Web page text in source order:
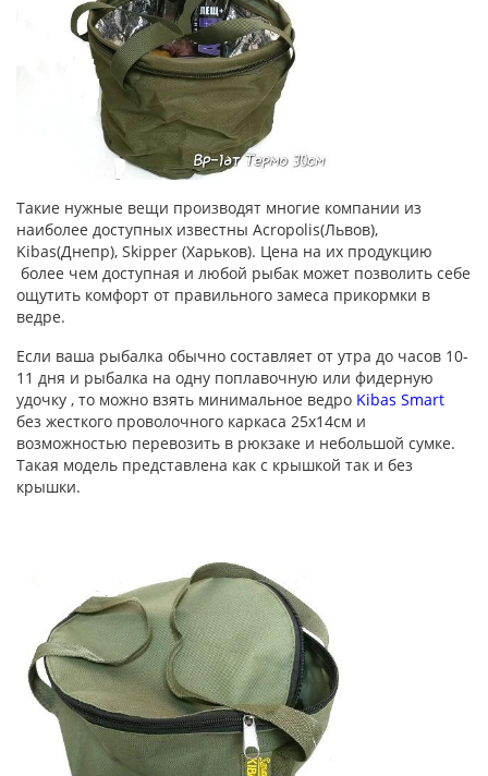
Такие нужные вещи производят многие компании из
наиболее доступных известны Acropolis(Львов),
Kibas(Днепр), Skipper (Харьков). Цена на их продукцию
более чем доступная и любой рыбак может позволить себе
ощутить комфорт от правильного замеса прикормки в
ведре.
Если ваша рыбалка обычно составляет от утра до часов 10-
11 дня и рыбалка на одну поплавочную или фидерную
удочку , то можно взять минимальное ведро Kibas Smart
без жесткого проволочного каркаса 25х14см и
возможностью перевозить в рюкзаке и небольшой сумке.
Такая модель представлена как с крышкой так и без
крышки.